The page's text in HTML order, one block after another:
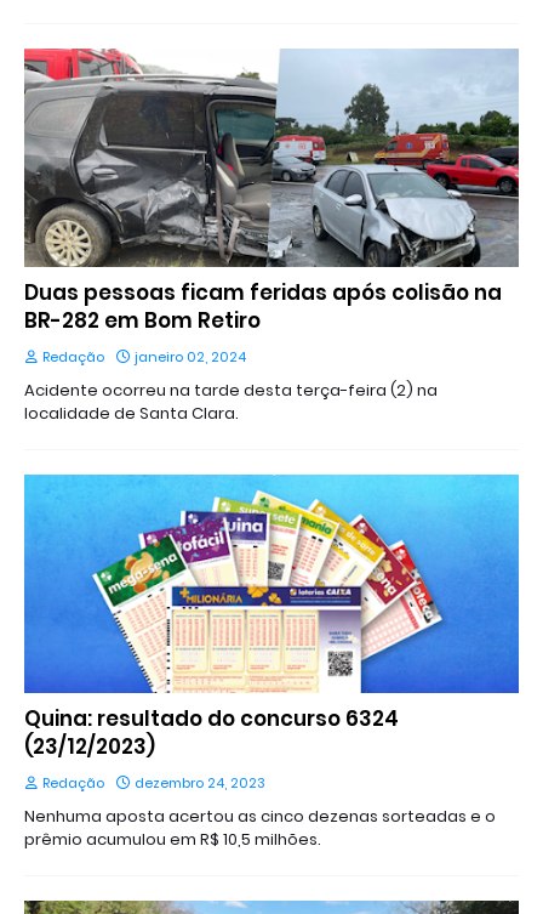
Duas pessoas ficam feridas após colisão na
BR-282 em Bom Retiro
Redação janeiro 02, 2024
Acidente ocorreu na tarde desta terça-feira (2) na
localidade de Santa Clara.
Quina: resultado do concurso 6324
(23/12/2023)
Redação dezembro 24, 2023
Nenhuma aposta acertou as cinco dezenas sorteadas e o
prêmio acumulou em R$ 10,5 milhões.